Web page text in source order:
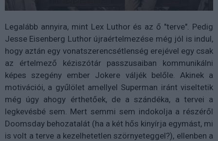
Legalább annyira, mint Lex Luthor és az ő "terve". Pedig
Jesse Eisenberg Luthor újraértelmezése még jól is indul,
hogy aztán egy vonatszerencsétlenség erejével egy csak
az értelmező kéziszótár passzusaiban kommunikálni
képes szegény ember Jokere váljék belőle. Akinek a
motivációi, a gyűlölet amellyel Superman iránt viseltetik
még úgy ahogy érthetőek, de a szándéka, a tervei a
legkevésbé sem. Mert semmi sem indokolja a részéről
Doomsday behozatalát (ha a két hős kinyírja egymást, mi
is volt a terve a kezelhetetlen szörnyeteggel?), ellenben a